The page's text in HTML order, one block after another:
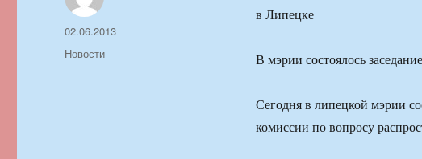
В мэрии состоялось
Сегодня в липецкой мэрии
комиссии по вопросу
Автор
Опубликовано
02.06.2013
Рубрики
Новости